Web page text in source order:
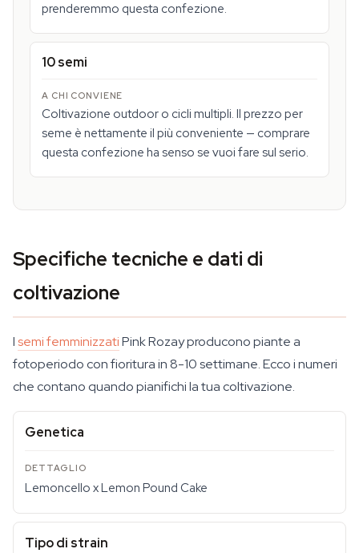
prenderemmo questa confezione.
10 semi
Coltivazione outdoor o cicli multipli. Il prezzo per
seme è nettamente il più conveniente — comprare
questa confezione ha senso se vuoi fare sul serio.
Specifiche tecniche e dati di
coltivazione
Isemi femminizzatiPink Rozay producono piante a
fotoperiodo con fioritura in 8-10 settimane. Ecco i numeri
che contano quando pianifichi la tua coltivazione.
Genetica
Lemoncello x Lemon Pound Cake
Tipo di strain